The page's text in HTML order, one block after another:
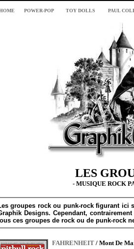
POWER-POP TOY DOLLS PAUL
LES
- MUSIQUE ROCK
groupes rock ou punk-rock figurant ici
Designs. Cependant,
ces groupes de rock ou de punk-rock
FAHRENHEIT/ Mont De